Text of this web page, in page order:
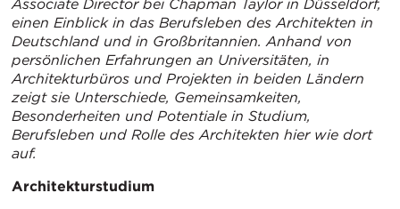
Associate Director bei Chapman Taylor in Düsseldorf,
einen Einblick in das Berufsleben des Architekten in
Deutschland und in Großbritannien. Anhand von
persönlichen Erfahrungen an Universitäten, in
Architekturbüros und Projekten in beiden Ländern
zeigt sie Unterschiede, Gemeinsamkeiten,
Besonderheiten und Potentiale in Studium,
Berufsleben und Rolle des Architekten hier wie dort
auf.
Architekturstudium